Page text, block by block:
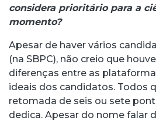
considera prioritário para a
momento?
Apesar de haver vários
(na SBPC), não creio que
diferenças entre as
ideais dos candidatos. Todos
retomada de seis ou sete
dedica. Apesar do nome falar